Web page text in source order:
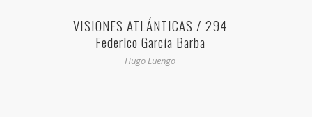
VISIONES ATLÁNTICAS / 294
Federico García Barba
Hugo Luengo